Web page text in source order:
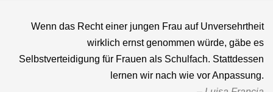
Wenn das Recht einer jungen Frau auf Unversehrtheit
wirklich ernst genommen würde, gäbe es
Selbstverteidigung für Frauen als Schulfach. Stattdessen
lernen wir nach wie vor Anpassung.